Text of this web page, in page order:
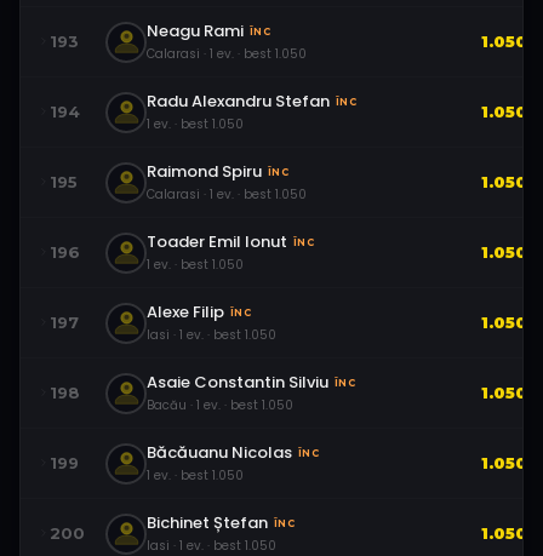
193 Neagu Rami ÎNC
Calarasi · 1 ev. · best 1.050
1.050
194 Radu Alexandru Stefan ÎNC
1 ev. · best 1.050
1.050
195 Raimond Spiru ÎNC
Calarasi · 1 ev. · best 1.050
1.050
196 Toader Emil Ionut ÎNC
1 ev. · best 1.050
1.050
197 Alexe Filip ÎNC
Iasi · 1 ev. · best 1.050
1.050
198 Asaie Constantin Silviu ÎNC
Bacău · 1 ev. · best 1.050
1.050
199 Băcăuanu Nicolas ÎNC
1 ev. · best 1.050
1.050
200 Bichinet Ștefan ÎNC
Iasi · 1 ev. · best 1.050
1.050